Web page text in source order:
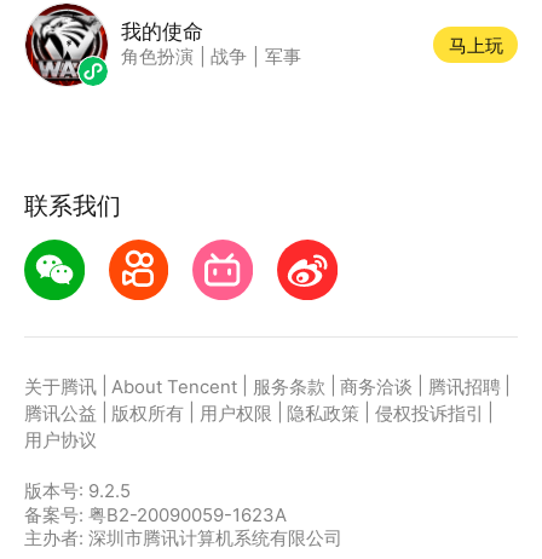
我的使命
角色扮演 战争 军事
马上玩
联系我们
关于腾讯 About Tencent 服务条款 商务洽谈 腾讯招聘
腾讯公益
版权所有 用户权限 隐私政策 侵权投诉指引
用户协议
版本号: 9.2.5
备案号: 粤B2-20090059-1623A
主办者: 深圳市腾讯计算机系统有限公司